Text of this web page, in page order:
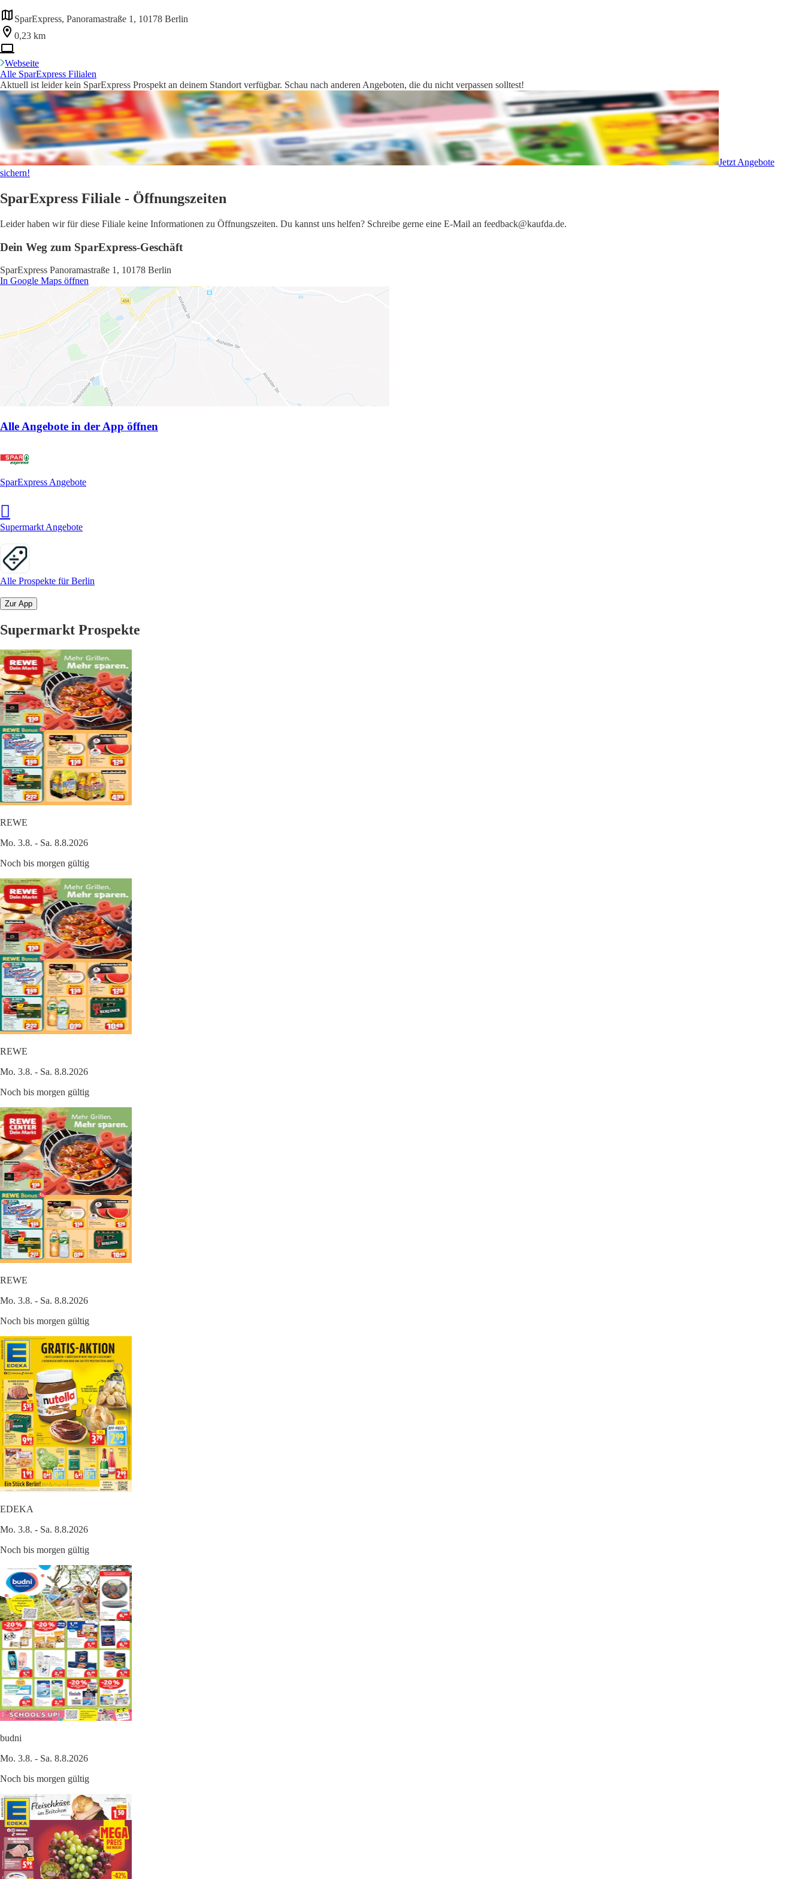
SparExpress, Panoramastraße 1, 10178 Berlin
0,23 km
Webseite
Alle SparExpress Filialen
Aktuell ist leider kein SparExpress Prospekt an deinem Standort verfügbar. Schau nach anderen Angeboten, die du nicht verpassen solltest!
Jetzt Angebote
sichern!
SparExpress Filiale - Öffnungszeiten
Leider haben wir für diese Filiale keine Informationen zu Öffnungszeiten. Du kannst uns helfen? Schreibe gerne eine E-Mail an feedback@kaufda.de.
Dein Weg zum SparExpress-Geschäft
SparExpress Panoramastraße 1, 10178 Berlin
In Google Maps öffnen
Alle Angebote in der App öffnen
SparExpress Angebote
Supermarkt Angebote
Alle Prospekte für Berlin
Zur App
Supermarkt Prospekte
REWE
Mo. 3.8. - Sa. 8.8.2026
Noch bis morgen gültig
REWE
Mo. 3.8. - Sa. 8.8.2026
Noch bis morgen gültig
REWE
Mo. 3.8. - Sa. 8.8.2026
Noch bis morgen gültig
EDEKA
Mo. 3.8. - Sa. 8.8.2026
Noch bis morgen gültig
budni
Mo. 3.8. - Sa. 8.8.2026
Noch bis morgen gültig